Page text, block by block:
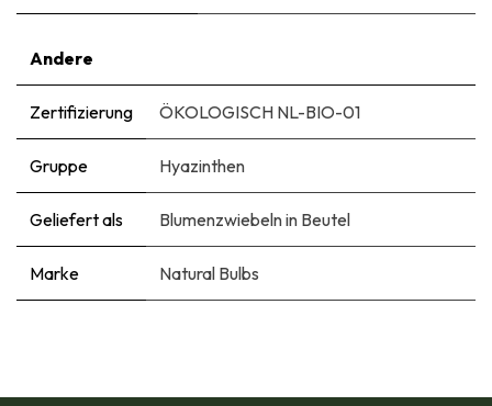
Andere
Zertifizierung ÖKOLOGISCH NL-BIO-01
Gruppe Hyazinthen
Geliefert als Blumenzwiebeln in Beutel
Marke Natural Bulbs